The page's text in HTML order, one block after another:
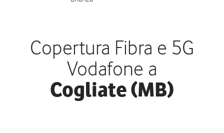
Copertura Fibra e 5G
Vodafone a
Cogliate (MB)